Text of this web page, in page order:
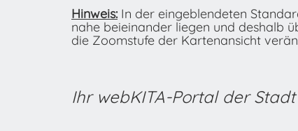
Hinweis: In der eingeblendeten
nahe beieinander liegen und deshalb
die Zoomstufe der Kartenansicht
Ihr webKITA-Portal der